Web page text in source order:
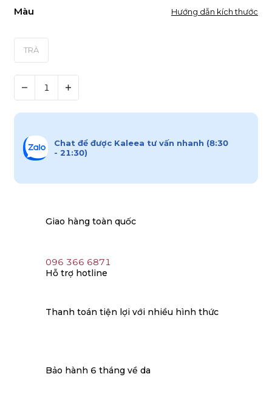
Màu
TRÀ
Hướng dẫn kích thước
Chat để được Kaleea tư vấn nhanh (8:30
- 21:30)
Giao hàng toàn quốc
096 366 6871
Hỗ trợ hotline
Thanh toán tiện lợi với nhiều hình thức
Bảo hành 6 tháng về da